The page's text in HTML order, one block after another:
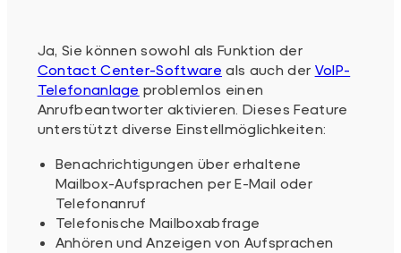
Ja, Sie können sowohl als Funktion der
Contact Center-Software als auch der VoIP-
Telefonanlage problemlos einen
Anrufbeantworter aktivieren. Dieses Feature
unterstützt diverse Einstellmöglichkeiten:
Benachrichtigungen über erhaltene
Mailbox-Aufsprachen per E-Mail oder
Telefonanruf
Telefonische Mailboxabfrage
Anhören und Anzeigen von Aufsprachen